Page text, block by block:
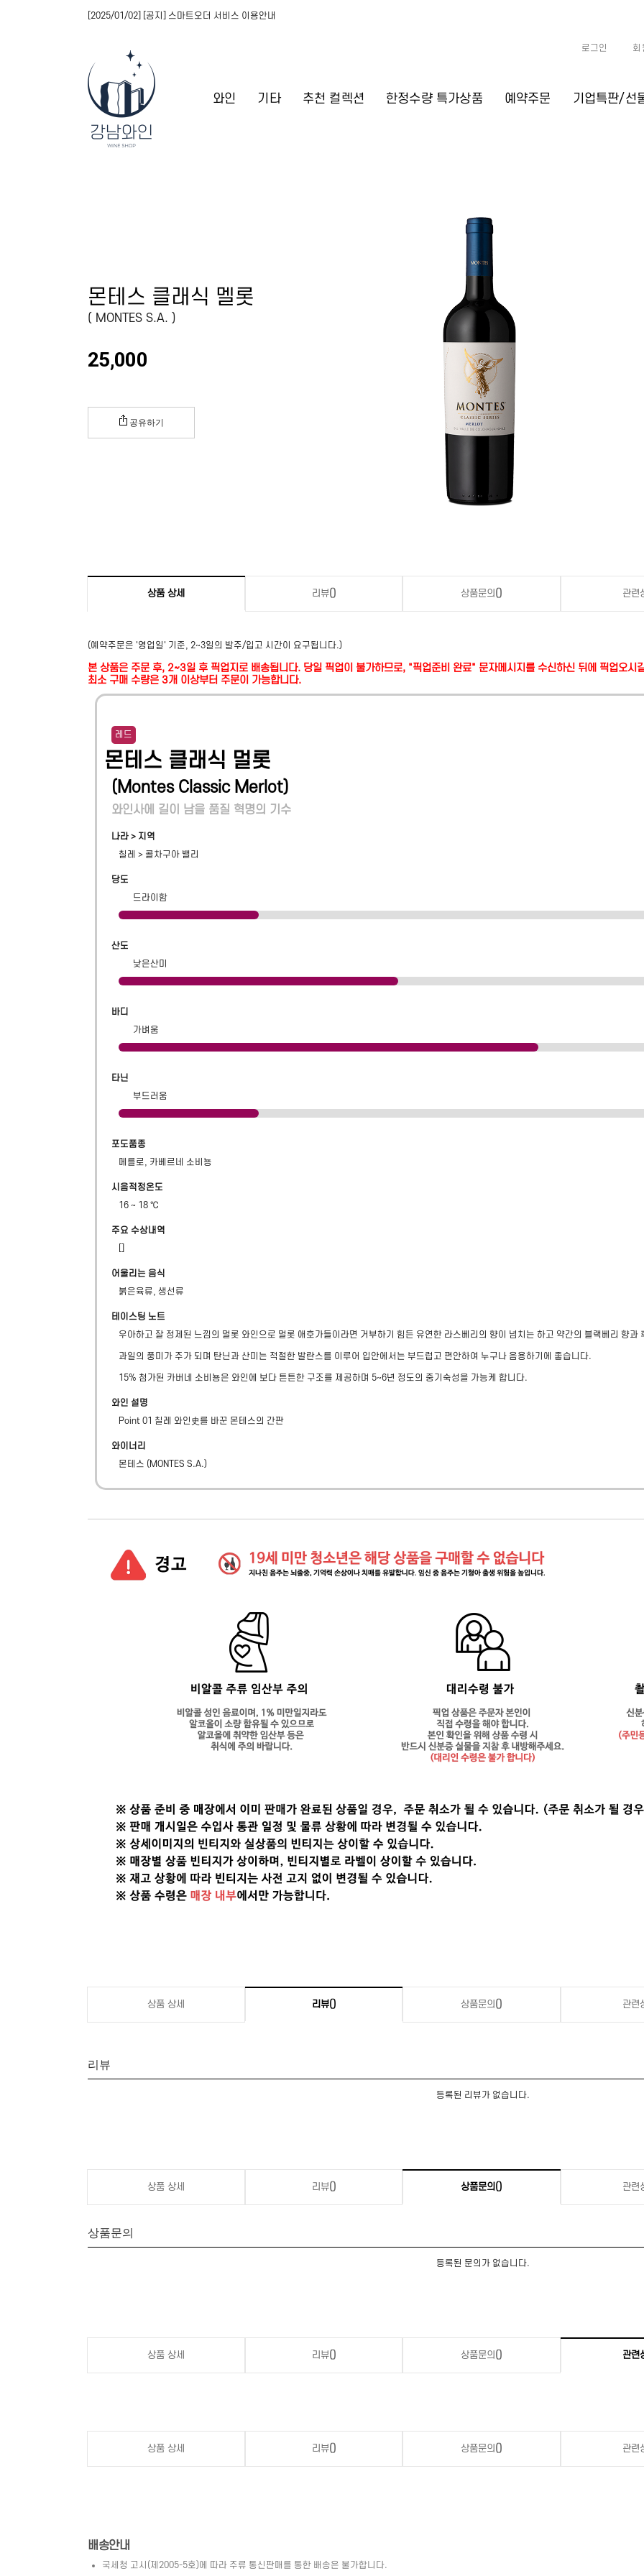
와인 기타 추천 컬렉션 한정수량 특가상품 예약주문 기업특판/선
[2025/01/02] [공지] 스마트오더 서비스 이용안내
로그인 회
몬테스 클래식 멜롯
( MONTES S.A. )
25,000
공유하기
상품 상세 리뷰() 상품문의 () 관련
(예약주문은 '영업일' 기준, 2~3일의 발주/입고 시간이 요구됩니다.)
본 상품은 주문 후, 2~3일 후 픽업지로 배송됩니다. 당일 픽업이 불가하므로, "픽업준비 완료" 문자메시지를 수신하신 뒤에 픽업오시
최소 구매 수량은 3개 이상부터 주문이 가능합니다.
레드
몬테스 클래식 멀롯
(Montes Classic Merlot)
와인사에 길이 남을 품질 혁명의 기수
나라 > 지역
칠레 > 콜차구아 밸리
당도
드라이함
산도
낮은산미
바디
가벼움
타닌
부드러움
포도품종
메를로, 카베르네 소비뇽
시음적정온도
16 ~ 18 ℃
주요 수상내역
어울리는 음식
붉은육류, 생선류
테이스팅 노트
우아하고 잘 정제된 느낌의 멀롯 와인으로 멀롯 애호가들이라면 거부하기 힘든 유연한 라스베리의 향이 넘치는 하고 약간의 블랙베리 향과
과일의 풍미가 주가 되며 탄닌과 산미는 적절한 발란스를 이루어 입안에서는 부드럽고 편안하여 누구나 음용하기에 좋습니다.
15% 첨가된 카버네 소비뇽은 와인에 보다 튼튼한 구조를 제공하며 5~6년 정도의 중기숙성을 가능케 합니다.
와인 설명
Point 01 칠레 와인史를 바꾼 몬테스의 간판
와이너리
몬테스 ( MONTES S.A.)
상품 상세 리뷰() 상품문의 () 관련
리뷰
등록된 리뷰가 없습니다.
상품 상세 리뷰() 상품문의 () 관련
상품문의
등록된 문의가 없습니다.
상품 상세 리뷰() 상품문의 () 관련
상품 상세 리뷰() 상품문의 () 관련
배송안내
국세청 고시(제2005-5호)에 따라 주류 통신판매를 통한 배송은 불가합니다.